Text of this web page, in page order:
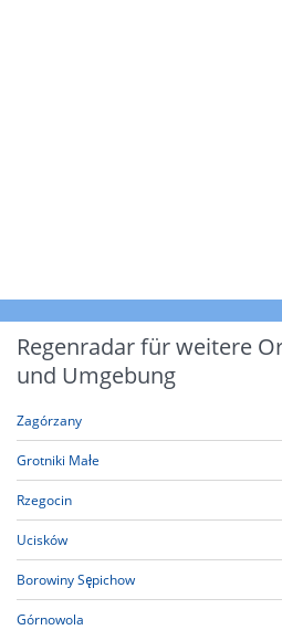
Regenradar für weitere
und Umgebung
Zagórzany
Grotniki Małe
Rzegocin
Ucisków
Borowiny Sępichow
Górnowola